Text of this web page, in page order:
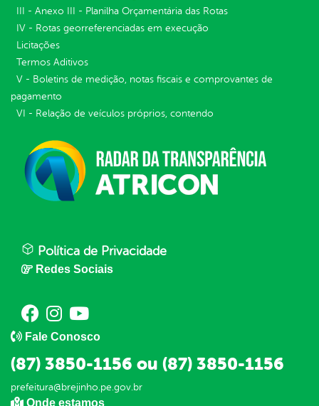
III - Anexo III - Planilha Orçamentária das Rotas
IV - Rotas georreferenciadas em execução
Licitações
Termos Aditivos
V - Boletins de medição, notas fiscais e comprovantes de
pagamento
VI - Relação de veículos próprios, contendo
Política de Privacidade
Redes Sociais
Fale Conosco
(87) 3850-1156 ou (87) 3850-1156
prefeitura@brejinho.pe.gov.br
Onde estamos